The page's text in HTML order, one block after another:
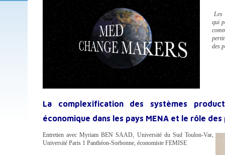
Les
qui
des
La complexification des systèmes
économique dans les pays MENA et le rôle
Entretien avec Myriam BEN SAAD, Université du Sud Toulon-Var,
Université Paris 1 Panthéon-Sorbonne, économiste FEMISE